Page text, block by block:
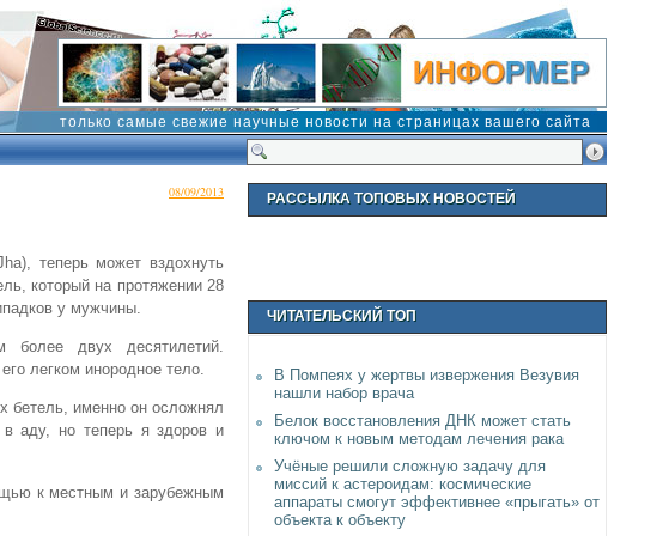
только самые свежие научные новости на страницах вашего сайта
08/09/2013
теперь может вздохнуть
который на протяжении 28
у мужчины.
более двух десятилетий.
легком инородное тело.
бетель, именно он осложнял
аду, но теперь я здоров и
к местным и зарубежным
РАССЫЛКА ТОПОВЫХ НОВОСТЕЙ
ЧИТАТЕЛЬСКИЙ ТОП
В Помпеях у жертвы извержения Везувия
нашли набор врача
Белок восстановления ДНК может стать
ключом к новым методам лечения рака
Учёные решили сложную задачу для
миссий к астероидам: космические
аппараты смогут эффективнее «прыгать» от
объекта к объекту